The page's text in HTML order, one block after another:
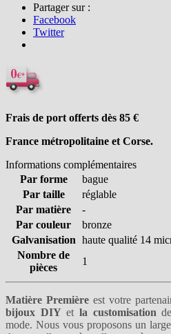
Partager sur :
Facebook
Twitter
Frais de port offerts dès 85 €
France métropolitaine et Corse.
Informations complémentaires
Par forme
bague
Par taille
réglable
Par matière
-
Par couleur
bronze
Galvanisation haute qualité 14
Nombre de
pièces
1
Matière Première est votre
bijoux DIY etla customisation
mode. Nous vous proposons un